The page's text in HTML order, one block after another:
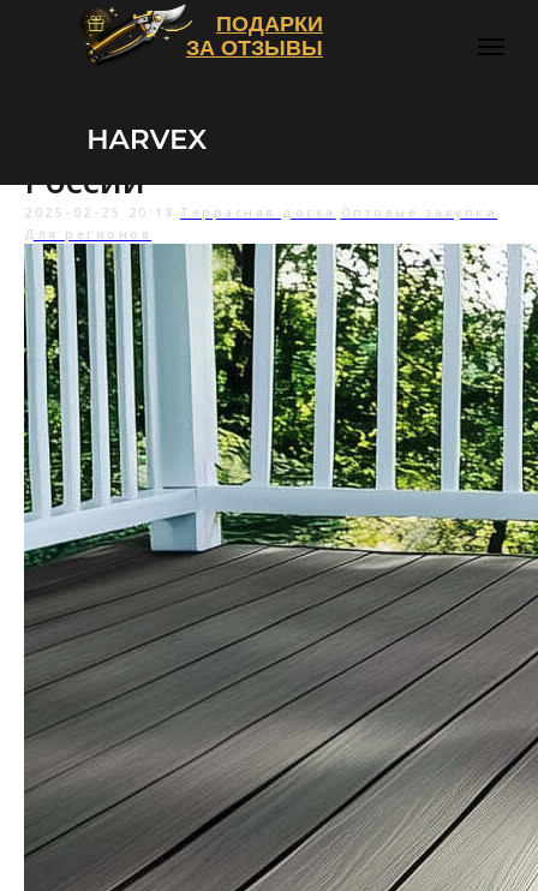
ПОДАРКИ
ЗА ОТЗЫВЫ
террасной доски в Москве и
России
2025-02-25 20:18 Террасная доска
Оптовые закупки
Для регионов